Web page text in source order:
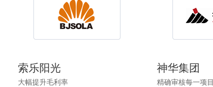
索乐阳光
大幅提升毛利率
神华集团
精确审核每一项